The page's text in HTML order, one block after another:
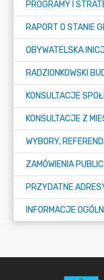
PROGRAMY I
RAPORT O STANIE
KONSULTACJE Z
WYBORY,
ZAMÓWIENIA
PRZYDATNE
INFORMACJE